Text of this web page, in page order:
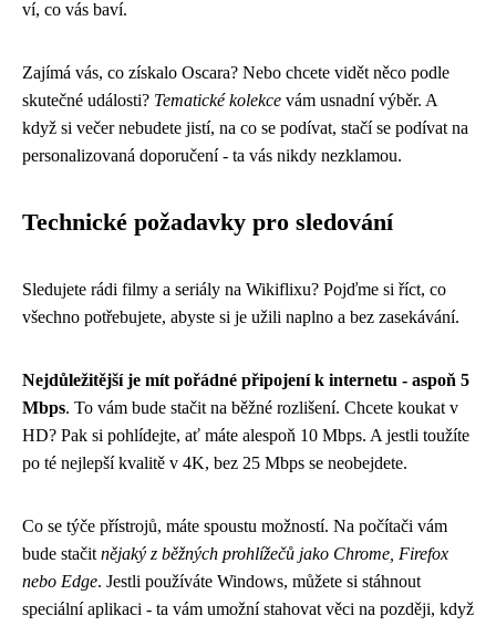
ví, co vás baví.
Zajímá vás, co získalo Oscara? Nebo chcete vidět něco podle
skutečné události? Tematické kolekce vám usnadní výběr. A
když si večer nebudete jistí, na co se podívat, stačí se podívat na
personalizovaná doporučení - ta vás nikdy nezklamou.
Technické požadavky pro sledování
Sledujete rádi filmy a seriály na Wikiflixu? Pojďme si říct, co
všechno potřebujete, abyste si je užili naplno a bez zasekávání.
Nejdůležitější je mít pořádné připojení k internetu - aspoň 5
Mbps. To vám bude stačit na běžné rozlišení. Chcete koukat v
HD? Pak si pohlídejte, ať máte alespoň 10 Mbps. A jestli toužíte
po té nejlepší kvalitě v 4K, bez 25 Mbps se neobejdete.
Co se týče přístrojů, máte spoustu možností. Na počítači vám
bude stačit nějaký z běžných prohlížečů jako Chrome, Firefox
nebo Edge. Jestli používáte Windows, můžete si stáhnout
speciální aplikaci - ta vám umožní stahovat věci na později, když